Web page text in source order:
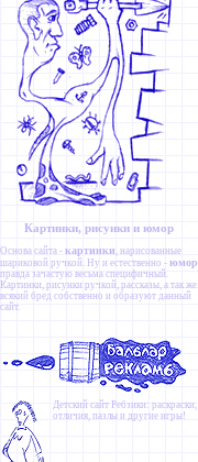
Картинки, рисунки и юмор
Основа сайта - картинки , нарисованные
шариковой ручкой. Ну и естественно - юмор
правда зачастую весьма специфичный.
Картинки, рисунки ручкой, рассказы, а так же
всякий бред собственно и образуют данный
сайт.
Детский сайт Ребзики: раскраски,
отличия, пазлы и другие игры!